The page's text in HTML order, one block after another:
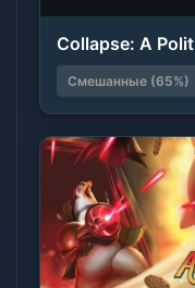
Collapse: A
Смешанные (65%)